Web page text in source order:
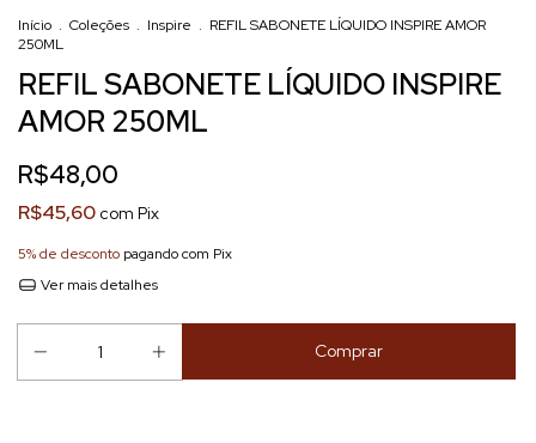
Início . Coleções . Inspire . REFIL SABONETE LÍQUIDO INSPIRE AMOR
250ML
REFIL SABONETE LÍQUIDO INSPIRE
AMOR 250ML
R$48,00
R$45,60 com Pix
5% de desconto pagando com Pix
Ver mais detalhes